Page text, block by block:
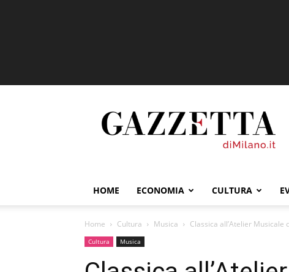
HOME ECONOMIA CULTURA
Home Cultura Musica Classica all’Atelier
Cultura Musica